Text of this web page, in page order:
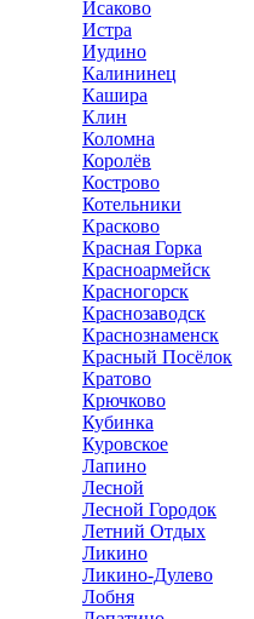
Исаково
Истра
Иудино
Калининец
Кашира
Клин
Коломна
Королёв
Кострово
Котельники
Красково
Красная Горка
Красноармейск
Красногорск
Краснозаводск
Краснознаменск
Красный Посёлок
Кратово
Крючково
Кубинка
Куровское
Лапино
Лесной
Лесной Городок
Летний Отдых
Ликино
Ликино-Дулево
Лобня